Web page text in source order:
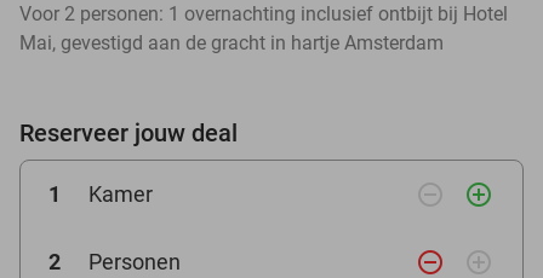
Voor 2 personen: 1 overnachting inclusief ontbijt bij Hotel
Mai, gevestigd aan de gracht in hartje Amsterdam
Reserveer jouw deal
1 Kamer remove_circle_outline add_circle_outline
2 Personen remove_circle_outline add_circle_outline